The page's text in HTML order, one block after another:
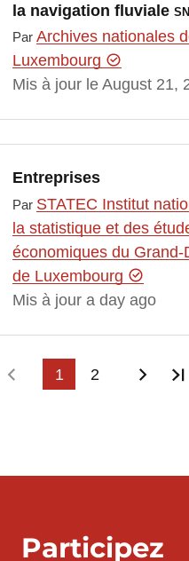
la navigation fluviale
Par Archives nationales
Luxembourg
Mis à jour le August 21,
Entreprises
Par STATEC Institut
la statistique et des
économiques du Grand-
de Luxembourg
Mis à jour a day ago
Première page
Page précédente
1 2
Participez